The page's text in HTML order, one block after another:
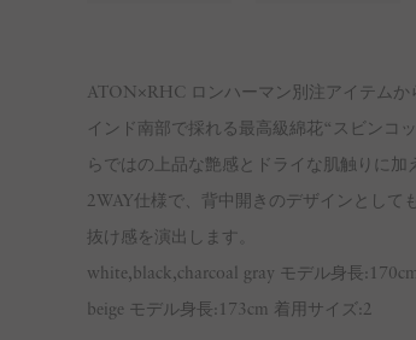
ATON×RHC ロンハーマン別注アイテムか
インド南部で採れる最高級綿花“スビンコ
らではの上品な艶感とドライな肌触りに
2WAY仕様で、背中開きのデザインとして
抜け感を演出します。
white,black,charcoal gray モデル身長
beige モデル身長:173cm 着用サイズ:2